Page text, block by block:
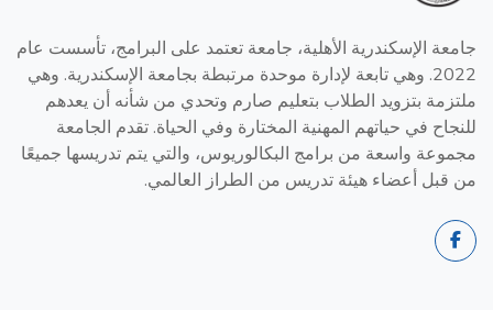
جامعة الإسكندرية الأهلية، جامعة تعتمد على البرامج، تأسست عام
2022. وهي تابعة لإدارة موحدة مرتبطة بجامعة الإسكندرية. وهي
ملتزمة بتزويد الطلاب بتعليم صارم وتحدي من شأنه أن يعدهم
للنجاح في حياتهم المهنية المختارة وفي الحياة. تقدم الجامعة
مجموعة واسعة من برامج البكالوريوس، والتي يتم تدريسها جميعًا
من قبل أعضاء هيئة تدريس من الطراز العالمي.